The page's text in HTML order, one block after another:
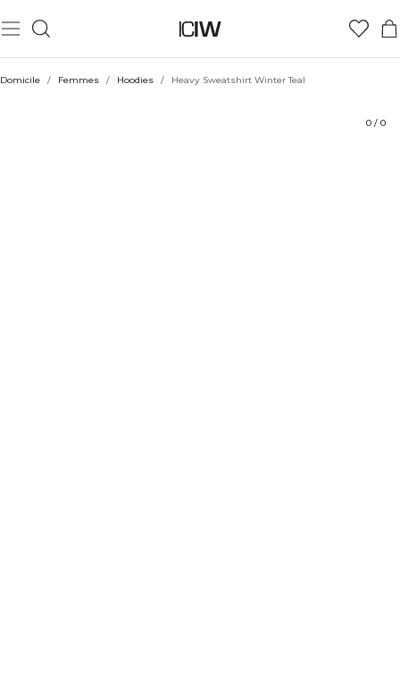
Domicile / Femmes / Hoodies / Heavy Sweatshirt Winter Teal
0 / 0